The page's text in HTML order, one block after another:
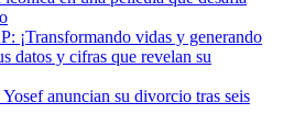
¡Transformando vidas y generando
datos y cifras que revelan su
anuncian su divorcio tras seis